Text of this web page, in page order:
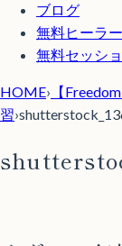
ブログ
無料ヒーラ
無料セッシ
HOME› 【
習›